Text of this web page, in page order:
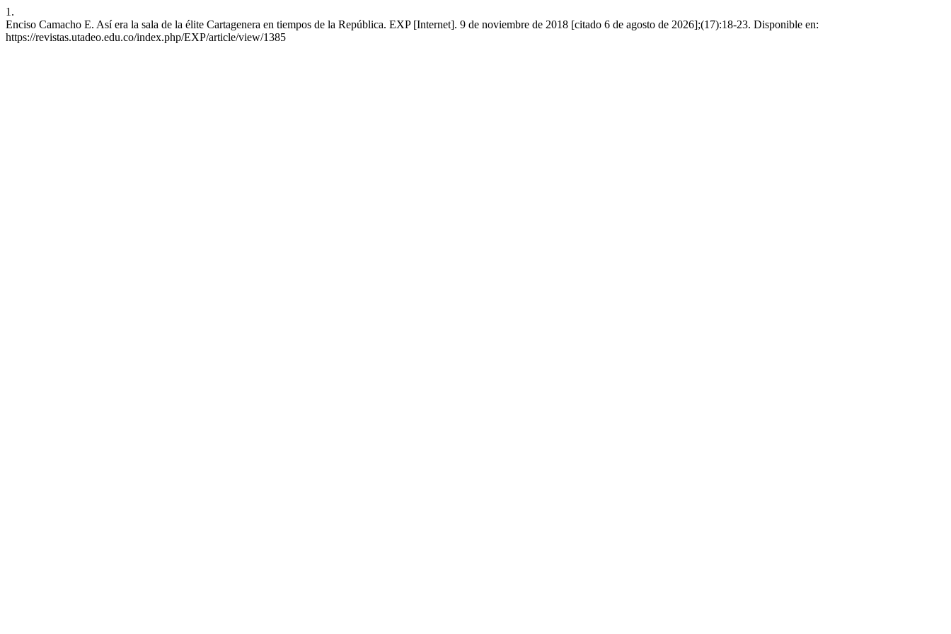
1.
Enciso Camacho E. Así era la sala de la élite Cartagenera en tiempos de la República. EXP [Internet]. 9 de noviembre de 2018 [citado 6 de agosto de 2026];(17):18-23. Disponible en:
https://revistas.utadeo.edu.co/index.php/EXP/article/view/1385